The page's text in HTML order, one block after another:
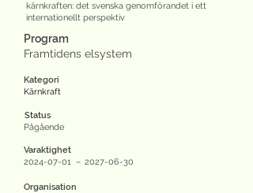
kärnkraften: det svenska genomförandet i ett
internationellt perspektiv
Program
Framtidens elsystem
Kategori
Kärnkraft
Status
Pågående
Varaktighet
2024-07-01 – 2027-06-30
Organisation